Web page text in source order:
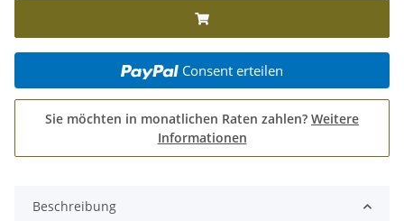
Consent erteilen
Sie möchten in monatlichen Raten zahlen? Weitere
Informationen
Beschreibung